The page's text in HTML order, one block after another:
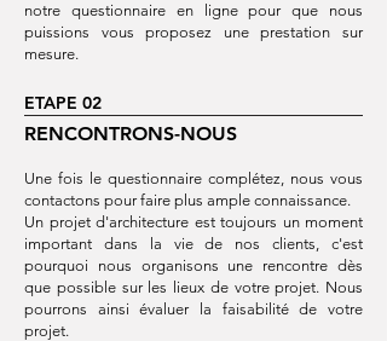
notre questionnaire en ligne pour que nous
puissions vous proposez une prestation sur
mesure.
ETAPE 02
RENCONTRONS-NOUS
Une fois le questionnaire complétez, nous vous
contactons pour faire plus ample connaissance.
Un projet d'architecture est toujours un moment
important dans la vie de nos clients, c'est
pourquoi nous organisons une rencontre dès
que possible sur les lieux de votre projet. Nous
pourrons ainsi évaluer la faisabilité de votre
projet.